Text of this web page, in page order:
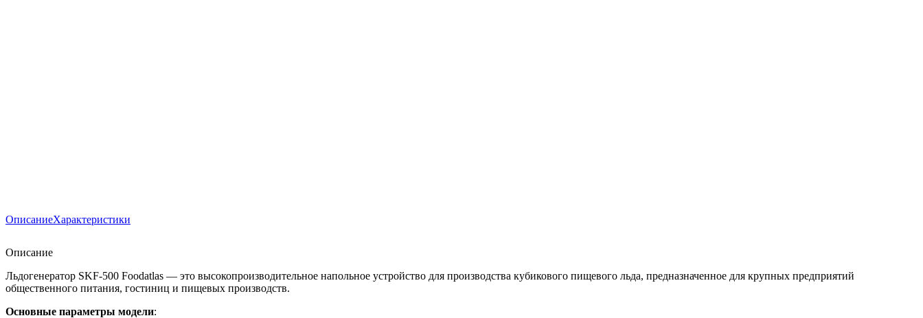
ОписаниеХарактеристики
Описание
Льдогенератор SKF-500 Foodatlas — это высокопроизводительное напольное устройство для производства кубикового пищевого льда, предназначенное для крупных предприятий
общественного питания, гостиниц и пищевых производств.
Основные параметры модели: